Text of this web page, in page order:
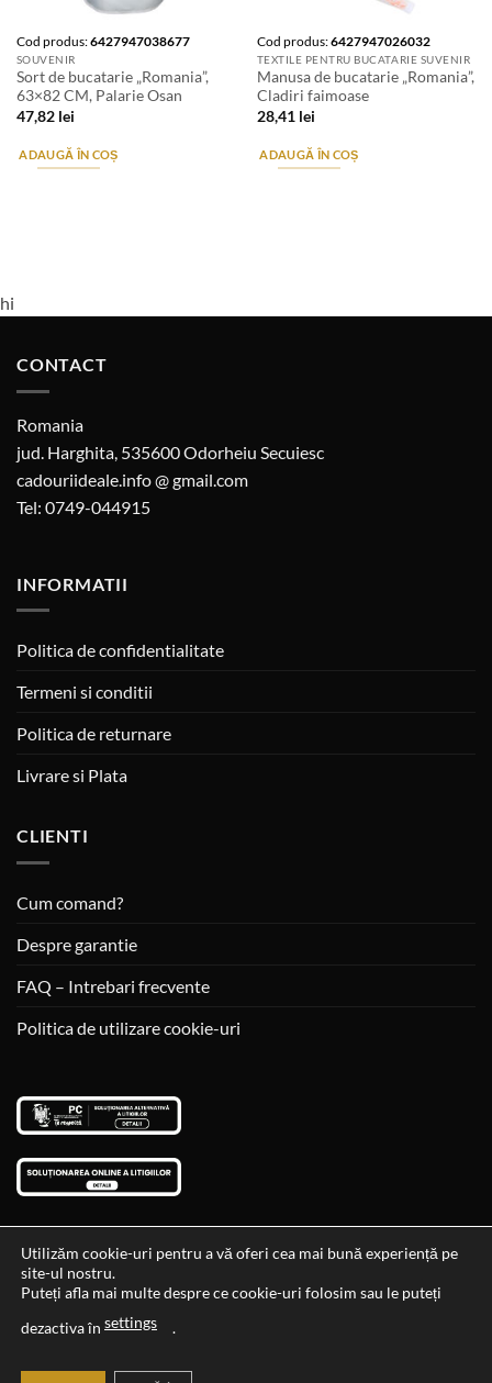
Cod produs:6427947038677
SOUVENIR
Sort de bucatarie „Romania”,
63×82 CM, Palarie Osan
47,82 lei
ADAUGĂ ÎN COȘ
Cod produs:6427947026032
TEXTILE PENTRU BUCATARIE SUVENIR
Manusa de bucatarie „Romania”,
Cladiri faimoase
28,41 lei
ADAUGĂ ÎN COȘ
hi
CONTACT
Romania
jud. Harghita, 535600 Odorheiu Secuiesc
cadouriideale.info @ gmail.com
Tel: 0749-044915
INFORMATII
Politica de confidentialitate
Termeni si conditii
Politica de returnare
Livrare si Plata
CLIENTI
Cum comand?
Despre garantie
FAQ – Intrebari frecvente
Politica de utilizare cookie-uri
Data si ora ultimei actualizari al stocului si ale preturilor: 29-12-
Utilizăm cookie-uri pentru a vă oferi cea mai bună experiență pe
site-ul nostru.
Puteți afla mai multe despre ce cookie-uri folosim sau le puteți
dezactiva în settings .